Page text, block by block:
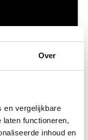
Over
en vergelijkbare
functioneren,
inhoud en